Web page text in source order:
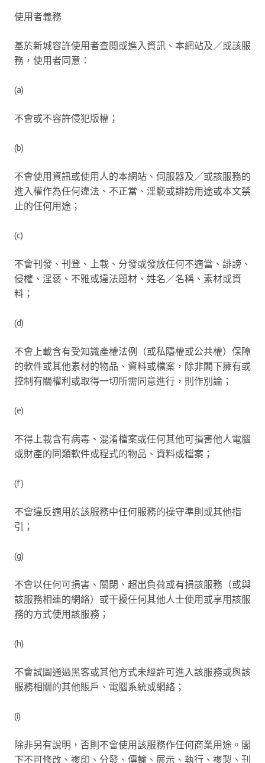
使用者義務
基於新城容許使用者查閱或進入資訊、本網站及／或該服
務，使用者同意：
(a)
不會或不容許侵犯版權；
(b)
不會使用資訊或使用人的本網站、伺服器及／或該服務的
進入權作為任何違法、不正當、淫褻或誹謗用途或本文禁
止的任何用途；
(c)
不會刊發、刊登、上載、分發或發放任何不適當、誹謗、
侵權、淫褻、不雅或違法題材、姓名／名稱、素材或資
料；
(d)
不會上載含有受知識產權法例（或私隱權或公共權）保障
的軟件或其他素材的物品、資料或檔案，除非閣下擁有或
控制有關權利或取得一切所需同意進行，則作別論；
(e)
不得上載含有病毒、混淆檔案或任何其他可損害他人電腦
或財產的同類軟件或程式的物品、資料或檔案；
(f)
不會違反適用於該服務中任何服務的操守準則或其他指
引；
(g)
不會以任何可損害、關閉、超出負荷或有損該服務（或與
該服務相連的網絡）或干擾任何其他人士使用或享用該服
務的方式使用該服務；
(h)
不會試圖通過黑客或其他方式未經許可進入該服務或與該
服務相關的其他賬戶、電腦系統或網絡；
(i)
除非另有說明，否則不會使用該服務作任何商業用途。閣
下不可修改、複印、分發、傳輸、展示、執行、複製、刊